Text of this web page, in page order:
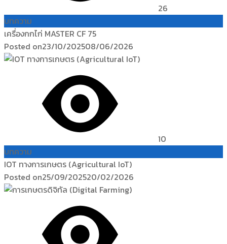
26
บทความ
เครื่องกกไก่ MASTER CF 75
Posted on23/10/202508/06/2026
10
บทความ
IOT ทางการเกษตร (Agricultural IoT)
Posted on25/09/202520/02/2026